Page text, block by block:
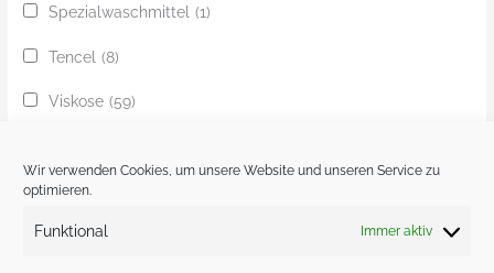
Wir verwenden Cookies, um unsere Website und unseren Service zu
optimieren.
Funktional Immer aktiv
Spezialwaschmittel (1)
Tencel (8)
Viskose (59)
Ziege
Zobel (1)